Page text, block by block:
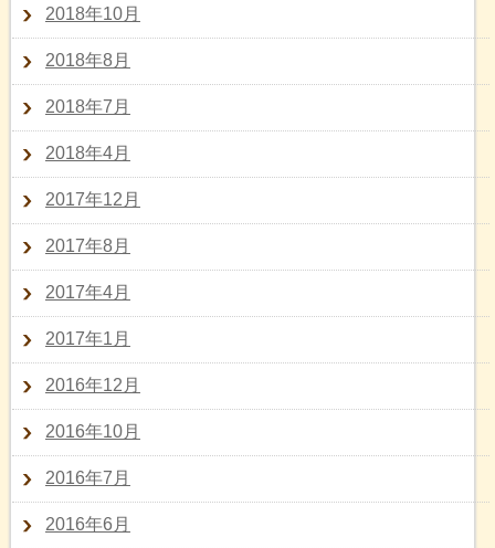
2018年10月
2018年8月
2018年7月
2018年4月
2017年12月
2017年8月
2017年4月
2017年1月
2016年12月
2016年10月
2016年7月
2016年6月